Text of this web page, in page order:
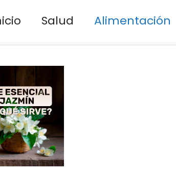
Salud Alimentación